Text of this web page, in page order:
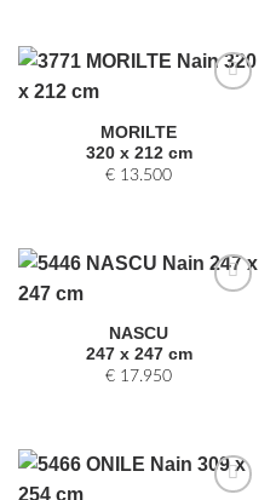
hinzufügen
MORILTE
320 x 212 cm
€ 13.500
NASCU
247 x 247 cm
€ 17.950